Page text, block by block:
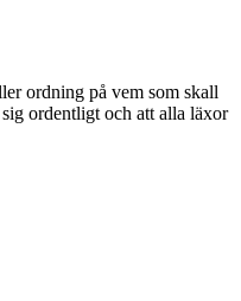
ordning på vem som skall
ordentligt och att alla läxor